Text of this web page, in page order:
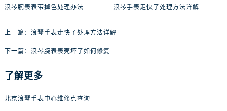
浪琴腕表表带掉色处理办法 浪琴手表走快了处理方法详解
上一篇： 浪琴手表走快了处理方法详解
下一篇： 浪琴腕表表壳坏了如何修复
了解更多
北京浪琴手表中心维修点查询